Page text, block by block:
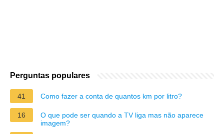
Perguntas populares
41 Como fazer a conta de quantos km por litro?
16
O que pode ser quando a TV liga mas não aparece
imagem?